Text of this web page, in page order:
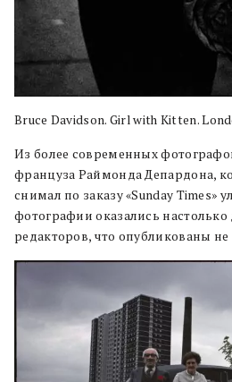
Bruce Davidson. Girl with Kitten.
Из более современных
француза Раймонда Депардона,
снимал по заказу «Sunday Times»
фотографии оказались
редакторов, что опубликованы